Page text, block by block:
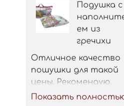
Подушка с
ем из
гречихи
Отличное качество
пошушки для такой
цены. Рекомендую.
Показать